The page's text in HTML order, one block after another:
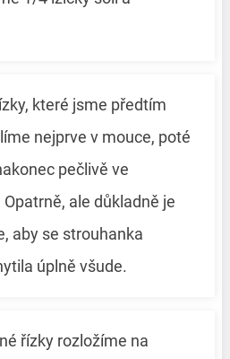
které jsme předtím
nejprve v mouce, poté
pečlivě ve
ale důkladně je
aby se strouhanka
úplně všude.
řízky rozložíme na